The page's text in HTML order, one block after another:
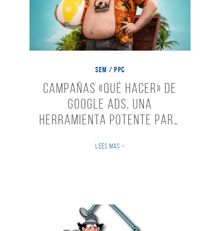
SEM / PPC
Campañas «Qué Hacer» de
Google Ads, una
herramienta potente para
LEES MÁS >